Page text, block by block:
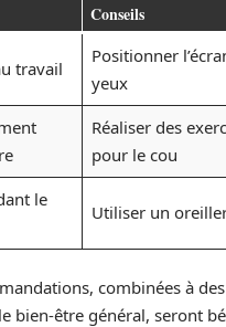
Conseils
travail
Positionner
yeux
Réaliser des
pour le cou
le
Utiliser un
combinées à
bien-être général, seront